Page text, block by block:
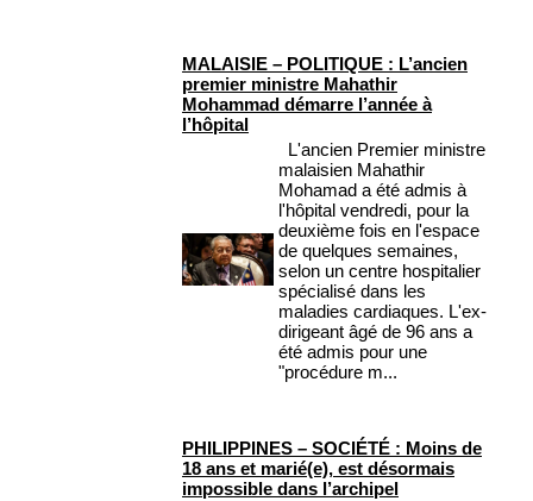
MALAISIE – POLITIQUE : L’ancien
premier ministre Mahathir
Mohammad démarre l’année à
l’hôpital
L'ancien Premier ministre
malaisien Mahathir
Mohamad a été admis à
l'hôpital vendredi, pour la
deuxième fois en l'espace
de quelques semaines,
selon un centre hospitalier
spécialisé dans les
maladies cardiaques. L'ex-
dirigeant âgé de 96 ans a
été admis pour une
"procédure m...
PHILIPPINES – SOCIÉTÉ : Moins de
18 ans et marié(e), est désormais
impossible dans l’archipel